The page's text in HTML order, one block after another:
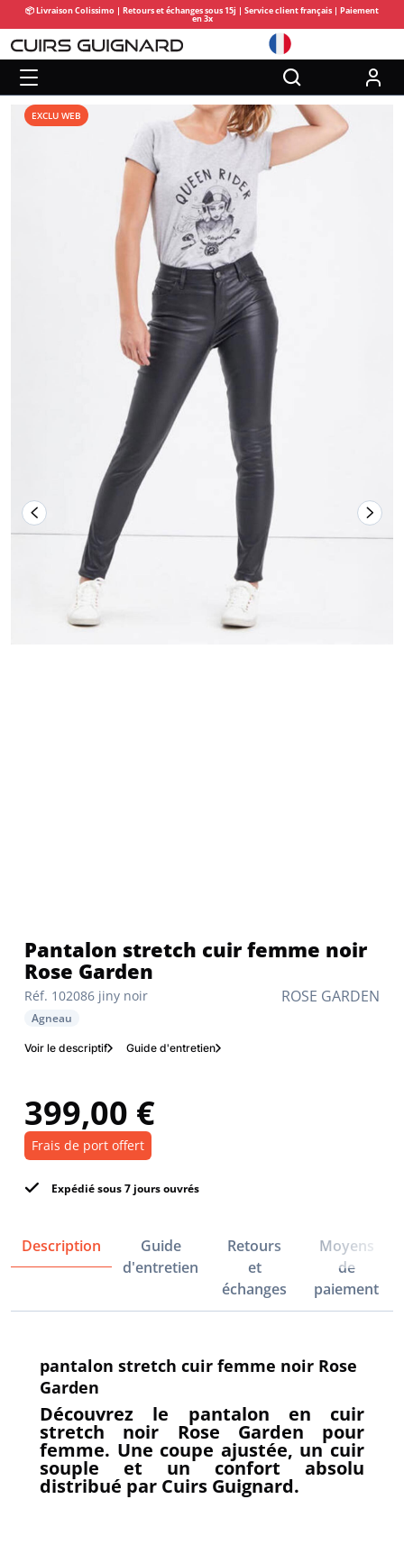
📦 Livraison Colissimo | Retours et échanges sous 15j | Service client français | Paiement
en 3x
ROSE GARDEN
Réf. 102086 jiny noir
pantalon stretch cuir femme noir
Rose Garden
Agneau
Voir le descriptif Guide d'entretien
399,00 €
Frais de port offert
Expédié sous 7 jours ouvrés
EXCLU WEB
Description
Guide
d'entretien
Retours
et
échanges
Moyens
de
paiement
pantalon stretch cuir femme noir Rose
Garden
Découvrez le pantalon en cuir
stretch noir Rose Garden pour
femme. Une coupe ajustée, un cuir
souple et un confort absolu
distribué par Cuirs Guignard.